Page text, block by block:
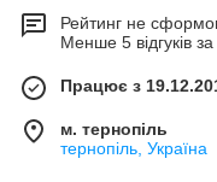
Рейтинг не
Менше 5 відгуків за
Працює з
м. тернопіль
тернопіль, Україна